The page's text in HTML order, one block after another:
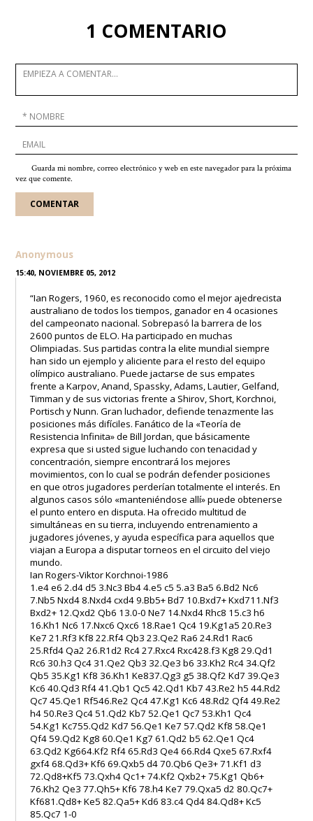
1 COMENTARIO
Guarda mi nombre, correo electrónico y web en este navegador para la próxima
vez que comente.
Anonymous
15:40, NOVIEMBRE 05, 2012
“Ian Rogers, 1960, es reconocido como el mejor ajedrecista
australiano de todos los tiempos, ganador en 4 ocasiones
del campeonato nacional. Sobrepasó la barrera de los
2600 puntos de ELO. Ha participado en muchas
Olimpiadas. Sus partidas contra la elite mundial siempre
han sido un ejemplo y aliciente para el resto del equipo
olímpico australiano. Puede jactarse de sus empates
frente a Karpov, Anand, Spassky, Adams, Lautier, Gelfand,
Timman y de sus victorias frente a Shirov, Short, Korchnoi,
Portisch y Nunn. Gran luchador, defiende tenazmente las
posiciones más difíciles. Fanático de la «Teoría de
Resistencia Infinita» de Bill Jordan, que básicamente
expresa que si usted sigue luchando con tenacidad y
concentración, siempre encontrará los mejores
movimientos, con lo cual se podrán defender posiciones
en que otros jugadores perderían totalmente el interés. En
algunos casos sólo «manteniéndose allí» puede obtenerse
el punto entero en disputa. Ha ofrecido multitud de
simultáneas en su tierra, incluyendo entrenamiento a
jugadores jóvenes, y ayuda específica para aquellos que
viajan a Europa a disputar torneos en el circuito del viejo
mundo.
Ian Rogers-Viktor Korchnoi-1986
1.e4 e6 2.d4 d5 3.Nc3 Bb4 4.e5 c5 5.a3 Ba5 6.Bd2 Nc6
7.Nb5 Nxd4 8.Nxd4 cxd4 9.Bb5+ Bd7 10.Bxd7+ Kxd711.Nf3
Bxd2+ 12.Qxd2 Qb6 13.0-0 Ne7 14.Nxd4 Rhc8 15.c3 h6
16.Kh1 Nc6 17.Nxc6 Qxc6 18.Rae1 Qc4 19.Kg1a5 20.Re3
Ke7 21.Rf3 Kf8 22.Rf4 Qb3 23.Qe2 Ra6 24.Rd1 Rac6
25.Rfd4 Qa2 26.R1d2 Rc4 27.Rxc4 Rxc428.f3 Kg8 29.Qd1
Rc6 30.h3 Qc4 31.Qe2 Qb3 32.Qe3 b6 33.Kh2 Rc4 34.Qf2
Qb5 35.Kg1 Kf8 36.Kh1 Ke837.Qg3 g5 38.Qf2 Kd7 39.Qe3
Kc6 40.Qd3 Rf4 41.Qb1 Qc5 42.Qd1 Kb7 43.Re2 h5 44.Rd2
Qc7 45.Qe1 Rf546.Re2 Qc4 47.Kg1 Kc6 48.Rd2 Qf4 49.Re2
h4 50.Re3 Qc4 51.Qd2 Kb7 52.Qe1 Qc7 53.Kh1 Qc4
54.Kg1 Kc755.Qd2 Kd7 56.Qe1 Ke7 57.Qd2 Kf8 58.Qe1
Qf4 59.Qd2 Kg8 60.Qe1 Kg7 61.Qd2 b5 62.Qe1 Qc4
63.Qd2 Kg664.Kf2 Rf4 65.Rd3 Qe4 66.Rd4 Qxe5 67.Rxf4
gxf4 68.Qd3+ Kf6 69.Qxb5 d4 70.Qb6 Qe3+ 71.Kf1 d3
72.Qd8+Kf5 73.Qxh4 Qc1+ 74.Kf2 Qxb2+ 75.Kg1 Qb6+
76.Kh2 Qe3 77.Qh5+ Kf6 78.h4 Ke7 79.Qxa5 d2 80.Qc7+
Kf681.Qd8+ Ke5 82.Qa5+ Kd6 83.c4 Qd4 84.Qd8+ Kc5
85.Qc7 1-0